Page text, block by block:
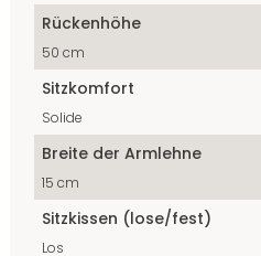
Rückenhöhe
50 cm
Sitzkomfort
Solide
Breite der Armlehne
15 cm
Sitzkissen (lose/fest)
Los